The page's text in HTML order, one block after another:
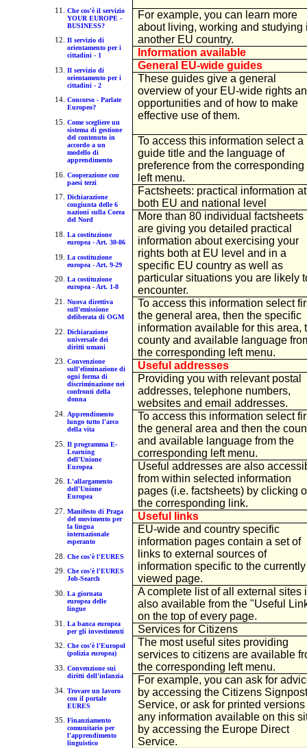
Che cos'è il servizio
YOUR EUROPE -
BUSINESS?
Il servizio di
orientamento per i
cittadini - 1
Il servizio di
orientamento per i
cittadini - 2
Concorso - Parlate
Europeo?
Come scegliere un
sistema di gestione
del contenuto in
accordo a un
modello di
apprendimento
Cooperazione con
paesi terzi
Dichiarazione
congiunta delle 6
nazioni sulla Corea
del Nord
La costituzione
europea - Art. 30-86
La costituzione
europea - Art. 9-29
La costituzione
europea - Art. 1-8
Nuova direttiva
sull'emissione
deliberata di OGM
Dichiarazione
universale dei
diritti umani
Convenzione
sull'eliminazione di
ogni forma di
discriminazione nei
confronti della
donna
Apprendimento
lungo tutto l'arco
della vita
Il programma E-
Learning
dell'Unione
Europea
L'allargamento
dell'Unione
Europea
Manifesto di Praga
del movimento per
la lingua
internazionale
esperanto
Che cos'è l'EURES
Che cos'è l'EURES
Job-Search
La giornata
europea delle
lingue
La banca europea
per gli investimenti
Che cos'è l'Europol
(polizia europea)
Convenzione sui
diritti dell'infanzia
Trovare un lavoro
con il portale
EURES
Finanziamento
comunitario per
l'apprendimento
linguistico
For example, you can learn more
about living, working and studying
another EU country.
Information available
General EU-wide guides
These guides give a general
overview of your EU-wide rights
opportunities and of how to make
effective use of them.
To access this information select a
guide title and the language of
preference from the corresponding
left menu.
Factsheets: practical information at
both EU and national level
More than 80 individual factsheets
are giving you detailed practical
information about exercising your
rights both at EU level and in a
specific EU country as well as
particular situations you are likely
encounter.
To access this information select
the general area, then the specific
information available for this area,
county and available language
the corresponding left menu.
Useful addresses
Providing you with relevant postal
addresses, telephone numbers,
websites and email addresses.
To access this information select
the general area and then the
and available language from the
corresponding left menu.
Useful addresses are also
from within selected information
pages (i.e. factsheets) by clicking
the corresponding link.
Useful links
EU-wide and country specific
information pages contain a set of
links to external sources of
information specific to the currently
viewed page.
A complete list of all external sites
also available from the "Useful
on the top of every page.
Services for Citizens
The most useful sites providing
services to citizens are available
the corresponding left menu.
For example, you can ask for
by accessing the Citizens Signpost
Service, or ask for printed versions
any information available on this
by accessing the Europe Direct
Service.